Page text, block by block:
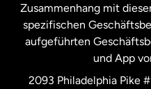
Spanien
Vereinigte
Zusammenhang mit
spezifischen
aufgeführten
und App
2093 Philadelphia Pike